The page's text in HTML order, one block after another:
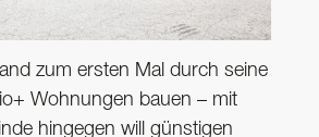
zum ersten Mal durch seine
Wohnungen bauen – mit
hingegen will ­günstigen